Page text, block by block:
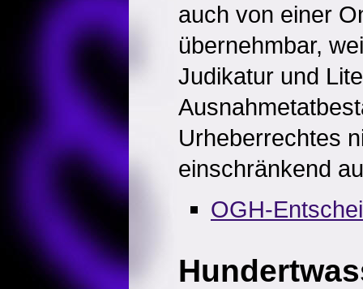
auch von einer
übernehmbar,
Judikatur und
Urheberrechtes
einschränkend
OGH-